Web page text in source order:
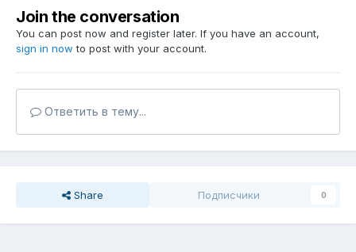
Join the conversation
You can post now and register later. If you have an account,
sign in now to post with your account.
Ответить в тему...
Share Подписчики 0